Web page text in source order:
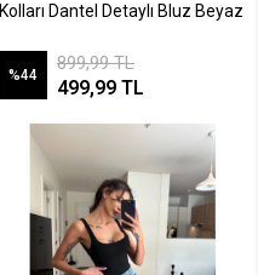
Kolları Dantel Detaylı Bluz Beyaz
%44
899,99 TL
499,99 TL